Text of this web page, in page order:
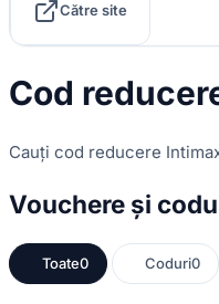
Către site
Cod
Cauți cod reducere
Vouchere și
Toate0 Coduri0